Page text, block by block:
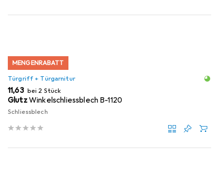
MENGENRABATT
Türgriff + Türgarnitur
EUR
11,63 bei 2 Stück
GlutzWinkelschliessblech B-1120
Schliessblech